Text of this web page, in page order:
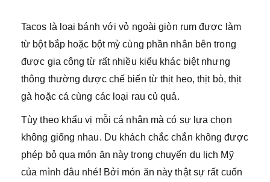
Tacos là loại bánh với vỏ ngoài giòn rụm được làm
từ bột bắp hoặc bột mỳ cùng phần nhân bên trong
được gia công từ rất nhiều kiểu khác biệt nhưng
thông thường được chế biến từ thịt heo, thịt bò, thịt
gà hoặc cá cùng các loại rau củ quả.
Tùy theo khẩu vị mỗi cá nhân mà có sự lựa chọn
không giống nhau. Du khách chắc chắn không được
phép bỏ qua món ăn này trong chuyến du lịch Mỹ
của mình đâu nhé! Bởi món ăn này thật sự rất cuốn